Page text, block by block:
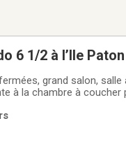
6 1/2 à l’Ile Paton
grand salon,
à la chambre à coucher